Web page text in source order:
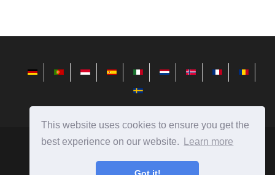
This website uses cookies to ensure you get the
best experience on our website.
Learn more
2026